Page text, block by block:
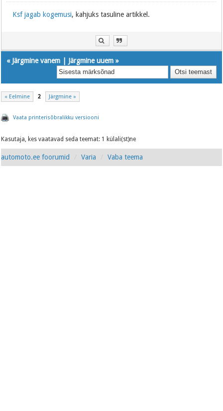
Ksf jagab kogemusi, kahjuks tasuline artikkel.
« Järgmine vanem Järgmine uuem »
« Eelmine 2 Järgmine »
Vaata printerisõbralikku versiooni
Kasutaja, kes vaatavad seda teemat: 1 külali(st)ne
automoto.ee foorumid Varia Vaba teema